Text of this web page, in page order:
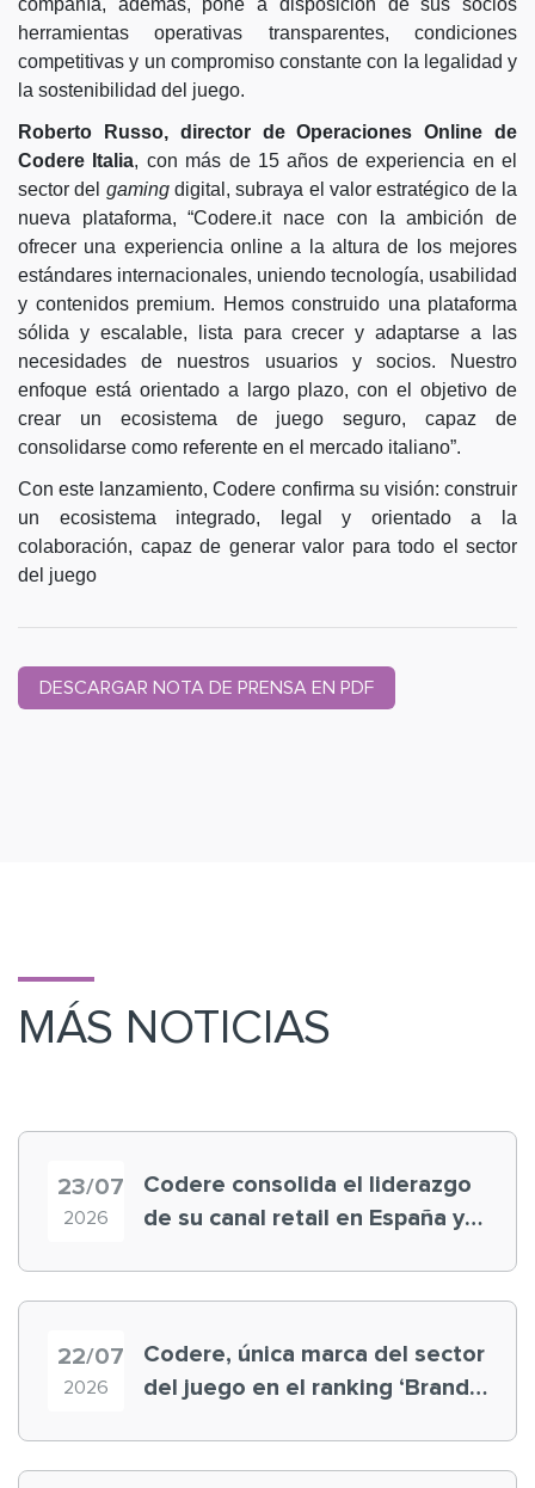
herramientas operativas transparentes, condiciones
competitivas y un compromiso constante con la legalidad y
la sostenibilidad del juego.
Roberto Russo, director de Operaciones Online de
Codere Italia, con más de 15 años de experiencia en el
sector del gamingdigital, subraya el valor estratégico de la
nueva plataforma, “Codere.it nace con la ambición de
ofrecer una experiencia online a la altura de los mejores
estándares internacionales, uniendo tecnología, usabilidad
y contenidos premium. Hemos construido una plataforma
sólida y escalable, lista para crecer y adaptarse a las
necesidades de nuestros usuarios y socios. Nuestro
enfoque está orientado a largo plazo, con el objetivo de
crear un ecosistema de juego seguro, capaz de
consolidarse como referente en el mercado italiano”.
Con este lanzamiento, Codere confirma su visión: construir
un ecosistema integrado, legal y orientado a la
colaboración, capaz de generar valor para todo el sector
del juego
DESCARGAR NOTA DE PRENSA EN PDF
MÁS NOTICIAS
23/07
2026
Codere consolida el liderazgo
de su canal retail en España y
22/07
2026
Codere, única marca del sector
del juego en el ranking ‘Brand